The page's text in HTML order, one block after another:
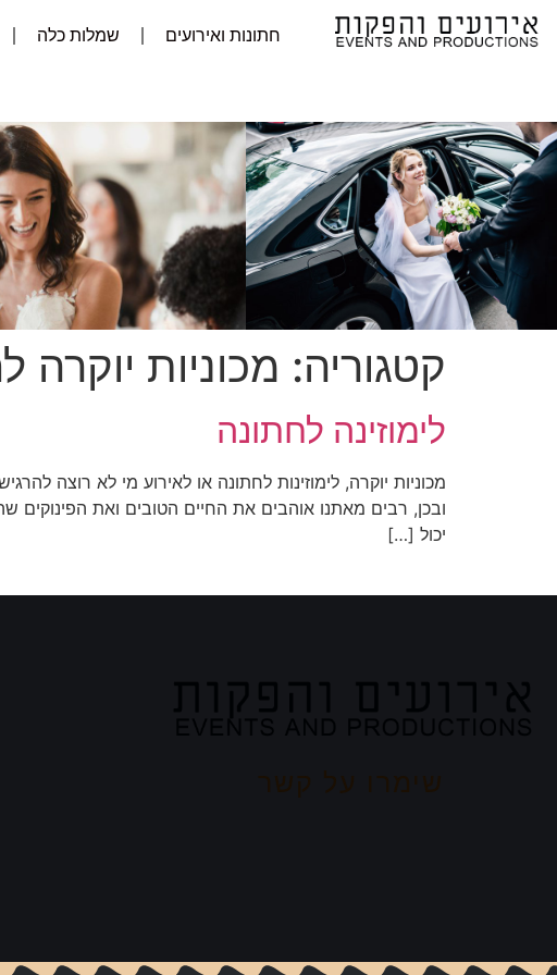
חתונות ואירועים שמלות כלה
קטגוריה: מכוניות יוקרה
לימוזינה לחתונה
מכוניות יוקרה, לימוזינות לחתונה או לאירוע מי לא רוצה
ובכן, רבים מאתנו אוהבים את החיים הטובים ואת הפינוקים
יכול […]